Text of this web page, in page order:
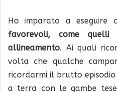
Ho imparato a eseguire
favorevoli, come
allineamento. Ai quali
volta che qualche
ricordarmi il brutto
a terra con le gambe